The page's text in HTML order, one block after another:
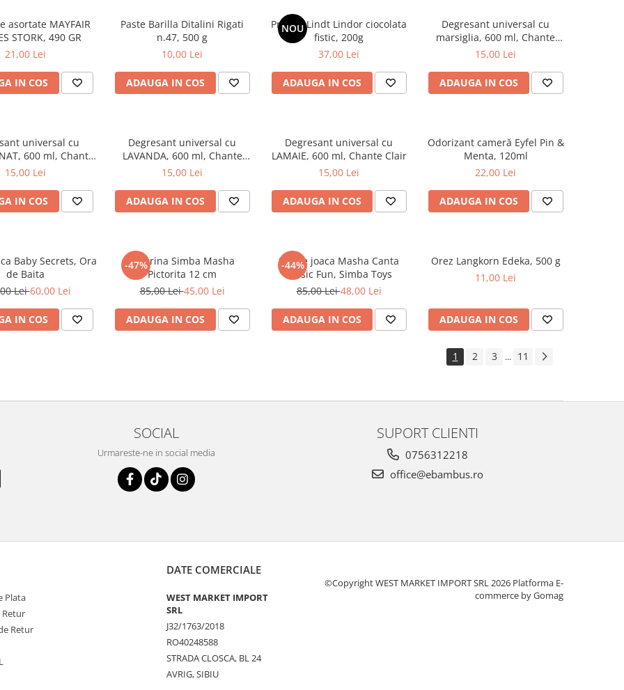
asortate MAYFAIR
STORK, 490 GR
21,00 Lei
IN COS
Paste Barilla Ditalini Rigati
n.47, 500 g
10,00 Lei
ADAUGA IN COS
NOU
Praline Lindt Lindor ciocolata
fistic, 200g
37,00 Lei
ADAUGA IN COS
Degresant universal cu
marsiglia, 600 ml, Chante
Clair
15,00 Lei
ADAUGA IN COS
universal cu
600 ml, Chante
Clair
15,00 Lei
IN COS
Degresant universal cu
LAVANDA, 600 ml, Chante
Clair
15,00 Lei
ADAUGA IN COS
Degresant universal cu
LAMAIE, 600 ml, Chante Clair
15,00 Lei
ADAUGA IN COS
Odorizant cameră Eyfel Pin &
Menta, 120ml
22,00 Lei
ADAUGA IN COS
Baby Secrets, Ora
de Baita
Lei60,00 Lei
IN COS
-47%
Figurina Simba Masha
Pictorita 12 cm
85,00 Lei45,00 Lei
ADAUGA IN COS
-44%
Set de joaca Masha Canta
Music Fun, Simba Toys
85,00 Lei48,00 Lei
ADAUGA IN COS
Orez Langkorn Edeka, 500 g
11,00 Lei
ADAUGA IN COS
1 2 3 ... 11
SOCIAL
Urmareste-ne in social media
SUPORT CLIENTI
0756312218
office@ebambus.ro
Plata
Retur
Retur
DATE COMERCIALE
WEST MARKET IMPORT
SRL
J32/1763/2018
RO40248588
STRADA CLOSCA, BL 24
AVRIG, SIBIU
©Copyright WEST MARKET IMPORT SRL 2026 Platforma E-
commerce by Gomag